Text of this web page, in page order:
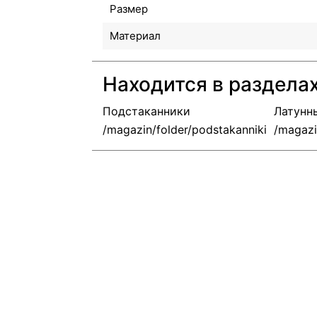
Размер
Материал
Находится в
Подстаканники